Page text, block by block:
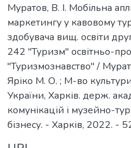
Муратов, В. І. Мобільна
маркетингу у кавовому
здобувача вищ. освіти
242 "Туризм" освітньо-
"Туризмознавство" /
Яріко М. О. ; М-во
України, Харків. держ.
комунікацій і музейно-
бізнесу. - Харків, 2022. -